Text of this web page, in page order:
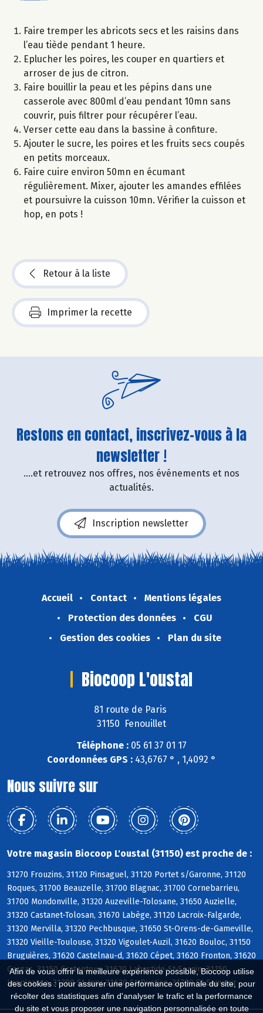
Afin de vous offrir la meilleure expérience possible, Biocoop utilise
des cookies : pour assurer une performance optimale du site, pour
récolter des statistiques afin d'analyser le trafic et la performance
du site et vous proposer une navigation personnalisée en toute
Faire tremper les abricots secs et les raisins dans
l’eau tiède pendant 1 heure.
Eplucher les poires, les couper en quartiers et
arroser de jus de citron.
Faire bouillir la peau et les pépins dans une
casserole avec 800ml d’eau pendant 10mn sans
couvrir, puis filtrer pour récupérer l’eau.
Verser cette eau dans la bassine à confiture.
Ajouter le sucre, les poires et les fruits secs coupés
en petits morceaux.
Faire cuire environ 50mn en écumant
régulièrement. Mixer, ajouter les amandes effilées
et poursuivre la cuisson 10mn. Vérifier la cuisson et
hop, en pots !
Retour à la liste
Imprimer la recette
Restons en contact, inscrivez-vous à la
newsletter !
....et retrouvez nos offres, nos événements et nos
actualités.
Inscription newsletter
Accueil Contact
Mentions légales
Protection des données
CGU
Gestion des cookies
Plan du site
Biocoop L'oustal
81 route de Paris
31150 Fenouillet
Téléphone : 05 61 37 01 17
Coordonnées GPS : 43,6767 ° , 1,4092 °
Nous suivre sur
Votre magasin Biocoop L'oustal (31150) est proche de :
31270 Frouzins, 31120 Pinsaguel, 31120 Portet s/Garonne, 31120
Roques, 31700 Beauzelle, 31700 Blagnac, 31700 Cornebarrieu,
31700 Mondonville, 31320 Auzeville-Tolosane, 31650 Auzielle,
31320 Castanet-Tolosan, 31670 Labège, 31120 Lacroix-Falgarde,
31320 Mervilla, 31320 Pechbusque, 31650 St-Orens-de-Gameville,
31320 Vieille-Toulouse, 31320 Vigoulet-Auzil, 31620 Bouloc, 31150
Bruguières, 31620 Castelnau-d, 31620 Cépet, 31620 Fronton, 31620
Gargas, 31150 Gratentour, 31620 Labastide-St-Sernin, 31150
Lespinasse, 31790 St-Jory, 31620 St-Rustice, 31790 St-Sauveur